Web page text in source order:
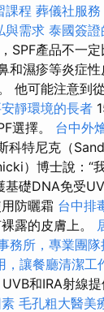
課程 葬儀社服
與需求 泰國簽
SPF產品不一
和濕疹等炎症
他可能注意到
靜環境的長者
選擇。 台中外
科特尼克（
）博士說：“
礎DNA免受
防曬霜 台中排
露的皮膚上。
務所，專業團
，讓餐廳清潔工
和IRA射線
毛孔粗大醫美